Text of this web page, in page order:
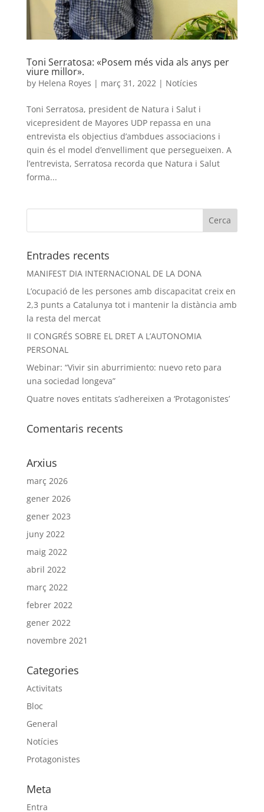
Toni Serratosa: «Posem més vida als anys per
viure millor».
by Helena Royes | març 31, 2022 | Notícies
Toni Serratosa, president de Natura i Salut i
vicepresident de Mayores UDP repassa en una
entrevista els objectius d’ambdues associacions i
quin és el model d’envelliment que persegueixen. A
l’entrevista, Serratosa recorda que Natura i Salut
forma...
Entrades recents
MANIFEST DIA INTERNACIONAL DE LA DONA
L’ocupació de les persones amb discapacitat creix en
2,3 punts a Catalunya tot i mantenir la distància amb
la resta del mercat
II CONGRÉS SOBRE EL DRET A L’AUTONOMIA
PERSONAL
Webinar: “Vivir sin aburrimiento: nuevo reto para
una sociedad longeva”
Quatre noves entitats s’adhereixen a ‘Protagonistes’
Comentaris recents
Arxius
març 2026
gener 2026
gener 2023
juny 2022
maig 2022
abril 2022
març 2022
febrer 2022
gener 2022
novembre 2021
Categories
Activitats
Bloc
General
Notícies
Protagonistes
Meta
Entra